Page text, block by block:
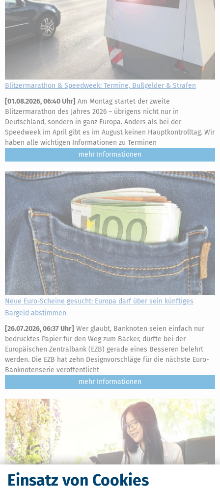
Einsatz von Cookies
Blitzermarathon & Speedweek: Termine, Bußgelder & Strafen
[01.08.2026, 06:40 Uhr] Am Montag startet der zweite
Blitzermarathon des Jahres 2026 – übrigens nicht nur in
Deutschland, sondern in ganz Europa. Anders als bei der
Speedweek im April gibt es im August keinen Hauptkontrolltag. Wir
haben alle wichtigen Informationen zu Terminen
mehr
Neue Euro-Scheine gesucht: Europa darf über sein künftiges
Bargeld abstimmen
[26.07.2026, 06:37 Uhr] Wer glaubt, Banknoten seien einfach nur
bedrucktes Papier für den Weg zum Bäcker, dürfte bei der
Europäischen Zentralbank (EZB) gerade eines Besseren belehrt
werden. Die EZB hat zehn Designvorschläge für die nächste Euro-
Banknotenserie veröffentlicht
mehr